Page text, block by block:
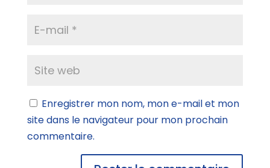
Enregistrer mon nom, mon e-mail et mon
site dans le navigateur pour mon prochain
commentaire.